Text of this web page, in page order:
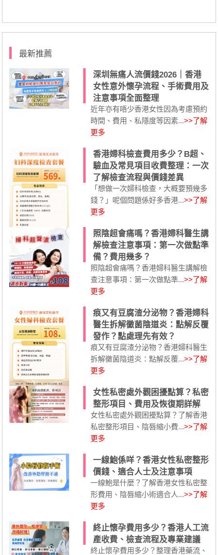
最新推薦
深圳無痛人流價錢2026｜香港
女性意外懷孕流程、手術費用及
注意事項全面整理
近年亦有唔少香港女性因為考慮預約
時間、費用、私隱度等因素...>>了解
更多
香港婦科檢查費用多少？B超、
驗血及常見項目收費整理：一次
了解檢查流程與價錢差異
「想做一次婦科檢查，大概要預幾多
錢？」呢個問題係好多香港...>>了解
更多
照陰超會痛嗎？香港婦科醫生講
解檢查注意事項：第一次做點準
備？費用幾多？
照陰超會痛嗎？香港婦科醫生講解檢
查注意事項：第一次做點準...>>了解
更多
痕又有豆腐渣分泌物？香港婦科
醫生拆解黴菌陰道炎：點解反覆
發作？點處理先有效？
痕又有豆腐渣分泌物？香港婦科醫生
拆解黴菌陰道炎：點解反覆...>>了解
更多
女性私密處外觀困擾點算？私密
整形項目、費用及恢復期詳解
女性私密處外觀困擾點算？了解香港
私密整形項目、陰唇縮小費...>>了解
更多
一線鮑係咩？香港女性私密整形
價錢、適合人士及注意事項
一線鮑是什麼？了解香港女性私密整
形費用、陰唇縮小術適合人...>>了解
更多
終止懷孕費用多少？香港人工流
產收費、檢查流程及專業建議
終止懷孕費用多少？整理香港藥流、